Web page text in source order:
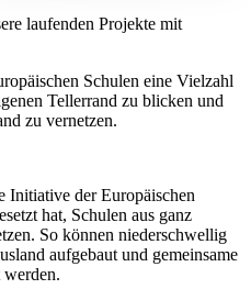
laufenden Projekte mit
Schulen eine Vielzahl
Tellerrand zu blicken und
zu vernetzen.
Initiative der Europäischen
hat, Schulen aus ganz
So können niederschwellig
aufgebaut und gemeinsame